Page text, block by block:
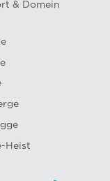
& Domein
Heist